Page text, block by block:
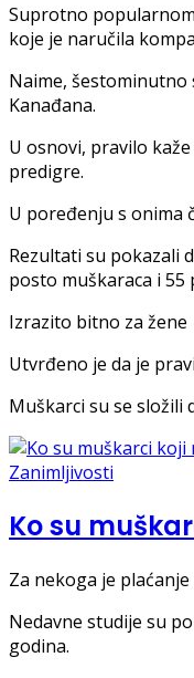
Suprotno
koje je naručila
Naime, šestominutno
Kanađana.
U osnovi, pravilo
predigre.
U poređenju s onima
Rezultati su pokazali
posto muškaraca i 55
Izrazito bitno za žene
Utvrđeno je da je
Muškarci su se složili
Zanimljivosti
Ko su
Za nekoga je
Nedavne studije su
godina.